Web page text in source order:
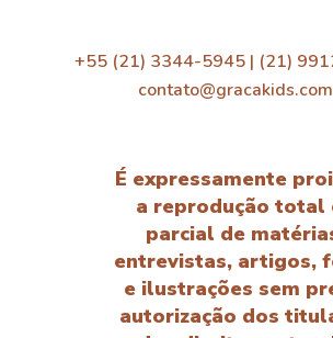
+55 (21) 3344-5945 | (21)
É expressamente
a reprodução total
parcial de
entrevistas, artigos,
e ilustrações sem
autorização dos